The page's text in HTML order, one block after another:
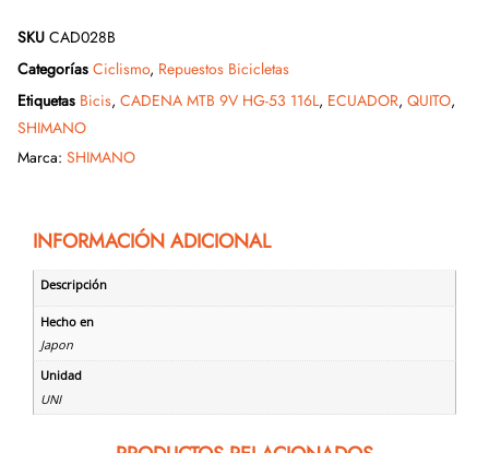
SKU CAD028B
Categorías Ciclismo, Repuestos Bicicletas
Etiquetas Bicis, CADENA MTB 9V HG-53 116L, ECUADOR, QUITO,
SHIMANO
Marca: SHIMANO
INFORMACIÓN ADICIONAL
Descripción
Hecho en
Japon
Unidad
UNI